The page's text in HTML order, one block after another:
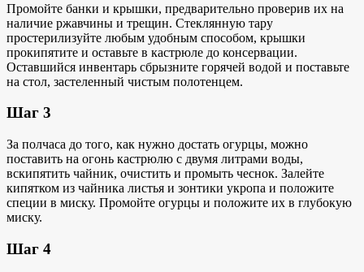
Промойте банки и крышки, предварительно проверив их на
наличие ржавчины и трещин. Стеклянную тару
простерилизуйте любым удобным способом, крышки
прокипятите и оставьте в кастрюле до консервации.
Оставшийся инвентарь сбрызните горячей водой и поставьте
на стол, застеленный чистым полотенцем.
Шаг 3
За полчаса до того, как нужно достать огурцы, можно
поставить на огонь кастрюлю с двумя литрами воды,
вскипятить чайник, очистить и промыть чеснок. Залейте
кипятком из чайника листья и зонтики укропа и положите
специи в миску. Промойте огурцы и положите их в глубокую
миску.
Шаг 4